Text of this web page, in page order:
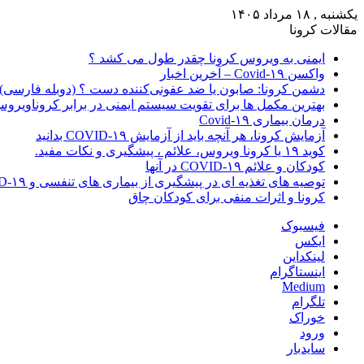
یکشنبه , ۱۸ مرداد ۱۴۰۵
مقالات کرونا
ایمنی به ویروس کرونا چقدر طول می کشد ؟
واکسن Covid-۱۹ – آخرین اخبار
دشمن کرونا: صابون یا ضد عفونی‌کننده دست ؟ (دوبله فارسی)
بهترین مکمل ها برای تقویت سیستم ایمنی در برابر
درمان بیماری Covid-۱۹
آزمایش کرونا، هر آنچه باید از آزمایش COVID-۱۹ بدانید
کوید ۱۹ یا کرونا ویروس، علائم ، پیشگیری و نکات مفید.
کودکان و علائم COVID-۱۹ در آنها
توصیه های تغذیه ای در پیشگیری از بیماری های تنفسی و COVID-۱۹
کرونا و اثرات منفی برای کودکان چاق
فیسبوک
ایکس
لینکداین
اینستاگرام
Medium
تلگرام
خوراک
ورود
سایدبار